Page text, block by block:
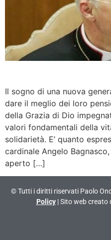
Il sogno di una nuova
dare il meglio dei loro
della Grazia di Dio
valori fondamentali della
solidarietà. E’ quanto
cardinale Angelo
aperto […]
© Tutti i diritti riservati Paolo
Policy| Sito web creato